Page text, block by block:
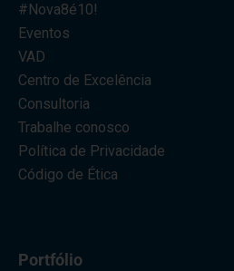
#Nova8é10!
Eventos
VAD
Centro de Excelência
Consultoria
Trabalhe conosco
Política de Privacidade
Código de Ética
Portfólio